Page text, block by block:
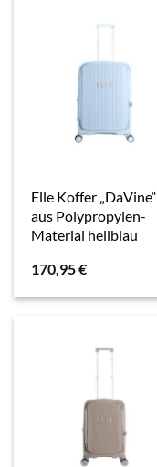
Elle Koffer „DaVine“
aus Polypropylen-
Material hellblau
170,95€